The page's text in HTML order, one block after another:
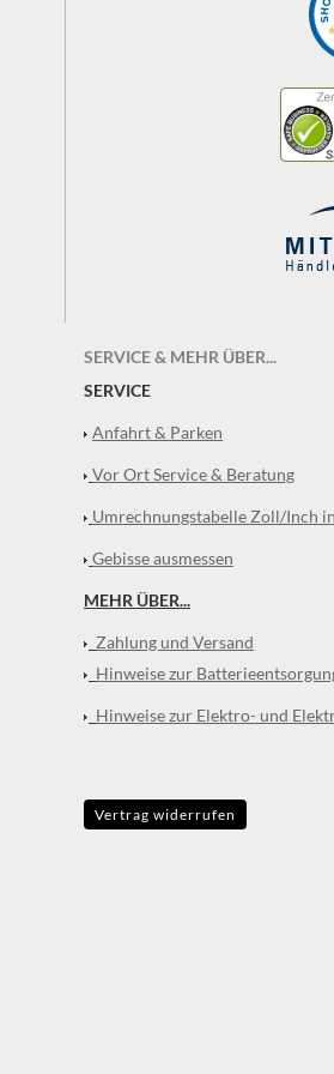
SERVICE & MEHR ÜBER...
SERVICE
Anfahrt & Parken
Vor Ort Service & Beratung
Umrechnungstabelle Zoll/Inch
Gebisse ausmessen
MEHR ÜBER...
Zahlung und Versand
Hinweise zur
Hinweise zur Elektro- und
Vertrag widerrufen